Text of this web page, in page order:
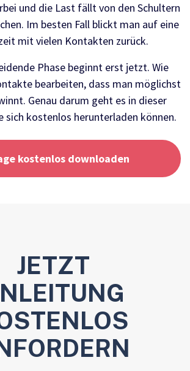
und die Last fällt von den Schultern
Im besten Fall blickt man auf eine
mit vielen Kontakten zurück.
Phase beginnt erst jetzt. Wie
bearbeiten, dass man möglichst
Genau darum geht es in dieser
sich kostenlos herunterladen können.
kostenlos downloaden
JETZT